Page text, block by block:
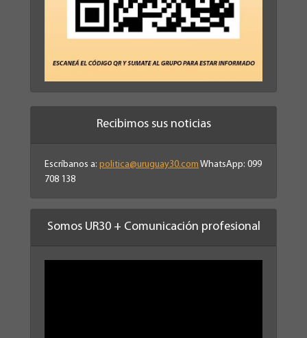
Recibimos sus noticias
Escríbanos a: politica@uruguay30.com WhatsApp: 099
708 138
Somos UR30 + Comunicación profesional